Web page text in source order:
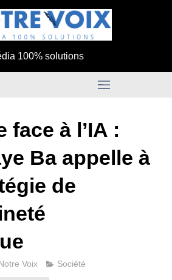
100% solutions
face à l’IA :
Ba appelle à
de
Notre Voix Société